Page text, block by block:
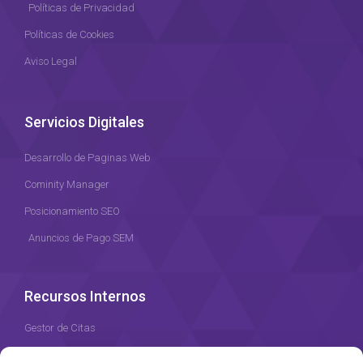
Políticas de Privacidad
Políticas de Cookies
Aviso Legal
Servicios Digitales
Desarrollo de Paginas Web
Cominity Manager
Posicionamiento SEO
Anuncios de Pago SEM
Recursos Internos
Gestor de Citas
Recursos Humanos